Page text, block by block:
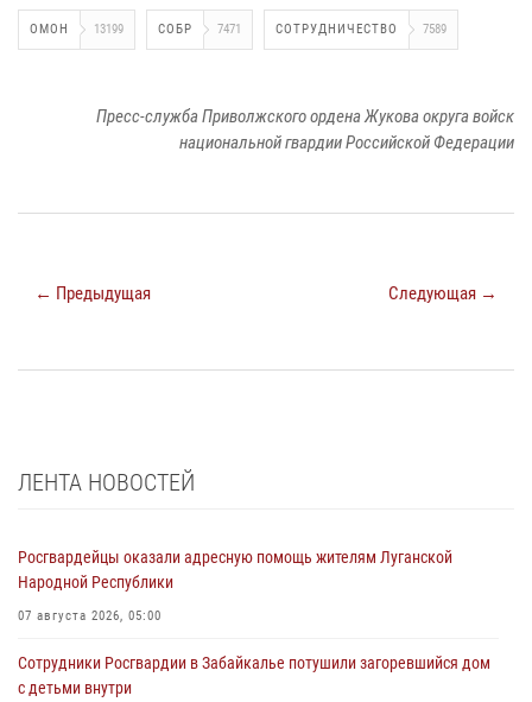
ОМОН 13199 СОБР 7471 СОТРУДНИЧЕСТВО 7589
Пресс-служба Приволжского ордена Жукова округа войск
национальной гвардии Российской Федерации
← Предыдущая Следующая →
ЛЕНТА НОВОСТЕЙ
Росгвардейцы оказали адресную помощь жителям Луганской
Народной Республики
07 августа 2026, 05:00
Сотрудники Росгвардии в Забайкалье потушили загоревшийся дом
с детьми внутри